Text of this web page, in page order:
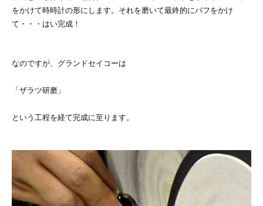
をかけて時時計の形にします。それを磨いて最終的にバフをかけ
て・・・はい完成！
なのですが、グランドセイコーは
「ザラツ研磨」
という工程を経て完成に至ります。